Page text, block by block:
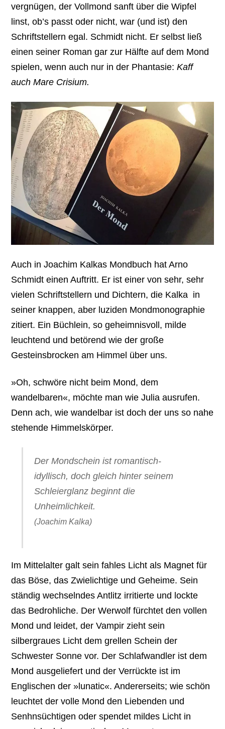
vergnügen, der Vollmond sanft über die Wipfel
linst, ob’s passt oder nicht, war (und ist) den
Schriftstellern egal. Schmidt nicht. Er selbst ließ
einen seiner Roman gar zur Hälfte auf dem Mond
spielen, wenn auch nur in der Phantasie:Kaff
auch Mare Crisium.
Auch in Joachim Kalkas Mondbuch hat Arno
Schmidt einen Auftritt. Er ist einer von sehr, sehr
vielen Schriftstellern und Dichtern, die Kalka in
seiner knappen, aber luziden Mondmonographie
zitiert. Ein Büchlein, so geheimnisvoll, milde
leuchtend und betörend wie der große
Gesteinsbrocken am Himmel über uns.
»Oh, schwöre nicht beim Mond, dem
wandelbaren«, möchte man wie Julia ausrufen.
Denn ach, wie wandelbar ist doch der uns so nahe
stehende Himmelskörper.
Der Mondschein ist romantisch-
idyllisch, doch gleich hinter seinem
Schleierglanz beginnt die
Unheimlichkeit.
(Joachim Kalka)
Im Mittelalter galt sein fahles Licht als Magnet für
das Böse, das Zwielichtige und Geheime. Sein
ständig wechselndes Antlitz irritierte und lockte
das Bedrohliche. Der Werwolf fürchtet den vollen
Mond und leidet, der Vampir zieht sein
silbergraues Licht dem grellen Schein der
Schwester Sonne vor. Der Schlafwandler ist dem
Mond ausgeliefert und der Verrückte ist im
Englischen der »lunatic«. Andererseits; wie schön
leuchtet der volle Mond den Liebenden und
Senhnsüchtigen oder spendet mildes Licht in